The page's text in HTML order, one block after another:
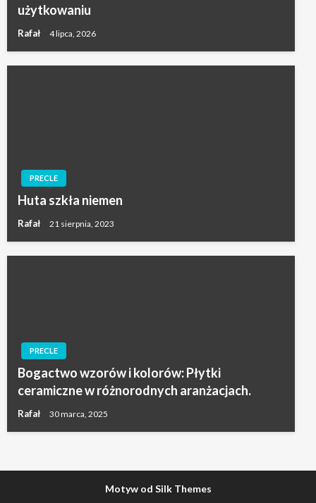
użytkowaniu
Rafał 4 lipca, 2026
PRECLE
Huta szkła niemen
Rafał 21 sierpnia, 2023
PRECLE
Bogactwo wzorów i kolorów: Płytki
ceramiczne w różnorodnych aranżacjach.
Rafał 30 marca, 2025
Motyw od Silk Themes